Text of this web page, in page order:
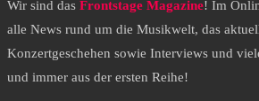
Wir sind das Frontstage Magazine! Im
alle News rund um die Musikwelt, das
Konzertgeschehen sowie Interviews und
und immer aus der ersten Reihe!